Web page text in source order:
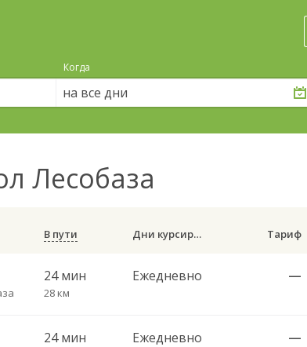
Когда
на все дни
Лесобаза
В пути Дни курсирования Тариф
24 мин
28 км
Ежедневно —
24 мин Ежедневно —